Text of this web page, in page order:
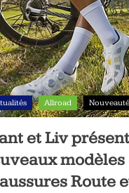
Allroad
et Liv
modèles
Route